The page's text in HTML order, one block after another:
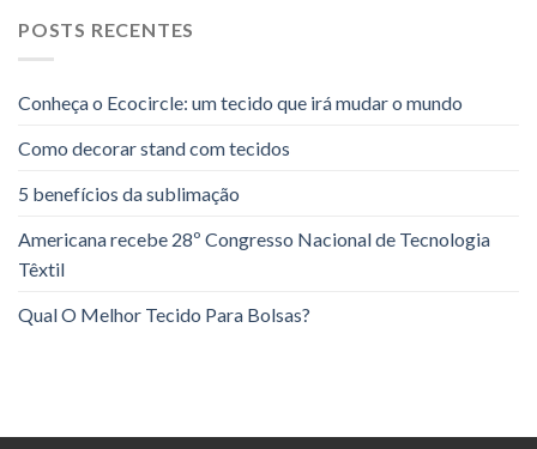
POSTS RECENTES
Conheça o Ecocircle: um tecido que irá mudar o mundo
Como decorar stand com tecidos
5 benefícios da sublimação
Americana recebe 28º Congresso Nacional de Tecnologia
Têxtil
Qual O Melhor Tecido Para Bolsas?